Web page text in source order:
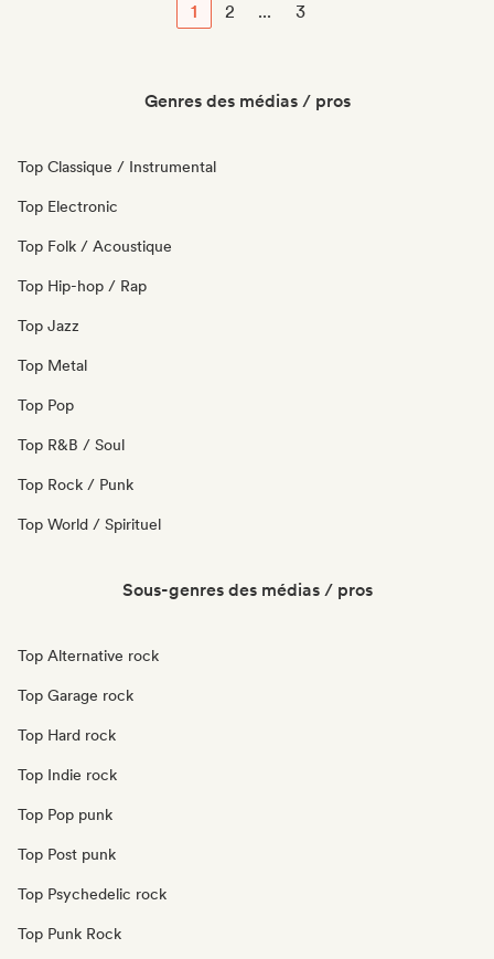
1 2 ... 3
Genres des médias / pros
Top Classique / Instrumental
Top Electronic
Top Folk / Acoustique
Top Hip-hop / Rap
Top Jazz
Top Metal
Top Pop
Top R&B / Soul
Top Rock / Punk
Top World / Spirituel
Sous-genres des médias / pros
Top Alternative rock
Top Garage rock
Top Hard rock
Top Indie rock
Top Pop punk
Top Post punk
Top Psychedelic rock
Top Punk Rock